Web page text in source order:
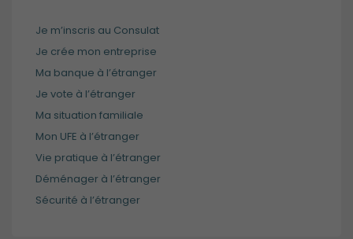
Je m’inscris au Consulat
Je crée mon entreprise
Ma banque à l’étranger
Je vote à l’étranger
Ma situation familiale
Mon UFE à l’étranger
Vie pratique à l’étranger
Déménager à l’étranger
Sécurité à l’étranger